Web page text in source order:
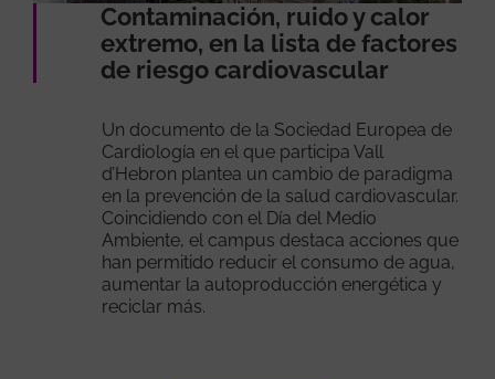
Contaminación, ruido y calor
extremo, en la lista de factores
de riesgo cardiovascular
Un documento de la Sociedad Europea de
Cardiología en el que participa Vall
d’Hebron plantea un cambio de paradigma
en la prevención de la salud cardiovascular.
Coincidiendo con el Día del Medio
Ambiente, el campus destaca acciones que
han permitido reducir el consumo de agua,
aumentar la autoproducción energética y
reciclar más.